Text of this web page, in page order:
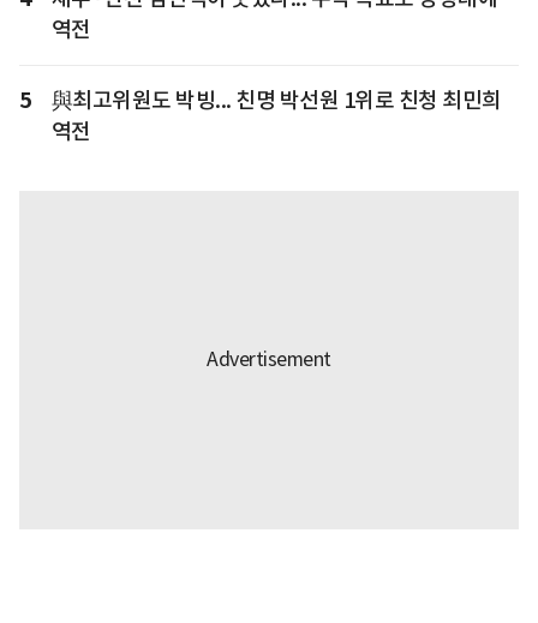
역전
5
與최고위원도 박빙... 친명 박선원 1위로 친청 최민희
역전